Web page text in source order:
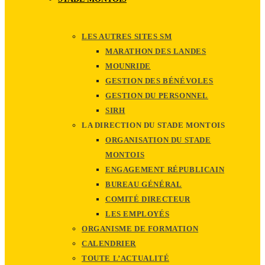
LES AUTRES SITES SM
MARATHON DES LANDES
MOUNRIDE
GESTION DES BÉNÉVOLES
GESTION DU PERSONNEL
SIRH
LA DIRECTION DU STADE MONTOIS
ORGANISATION DU STADE
MONTOIS
ENGAGEMENT RÉPUBLICAIN
BUREAU GÉNÉRAL
COMITÉ DIRECTEUR
LES EMPLOYÉS
ORGANISME DE FORMATION
CALENDRIER
TOUTE L’ACTUALITÉ